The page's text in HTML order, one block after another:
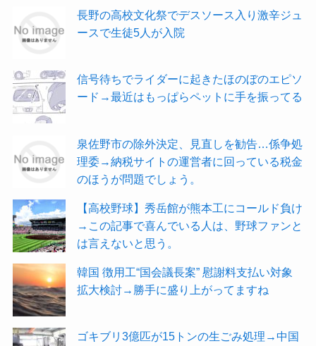
長野の高校文化祭でデスソース入り激辛ジュ
ースで生徒5人が入院
信号待ちでライダーに起きたほのぼのエピソ
ード→最近はもっぱらペットに手を振ってる
泉佐野市の除外決定、見直しを勧告…係争処
理委→納税サイトの運営者に回っている税金
のほうが問題でしょう。
【高校野球】秀岳館が熊本工にコールド負け
→この記事で喜んでいる人は、野球ファンと
は言えないと思う。
韓国 徴用工“国会議長案” 慰謝料支払い対象
拡大検討→勝手に盛り上がってますね
ゴキブリ3億匹が15トンの生ごみ処理→中国